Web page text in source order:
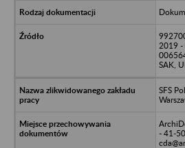
2019
SAK,
SFS
- 41-